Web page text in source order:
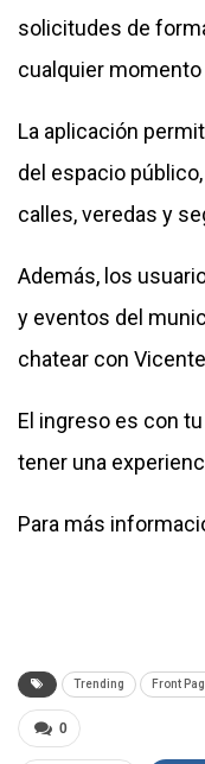
solicitudes de
cualquier
La aplicación
del espacio
calles, veredas y
Además, los
y eventos del
chatear con
El ingreso es con
tener una
Para más
Trending Front
0